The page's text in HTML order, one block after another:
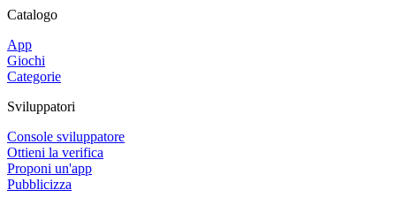
Catalogo
App
Giochi
Categorie
Sviluppatori
Console sviluppatore
Ottieni la verifica
Proponi un'app
Pubblicizza